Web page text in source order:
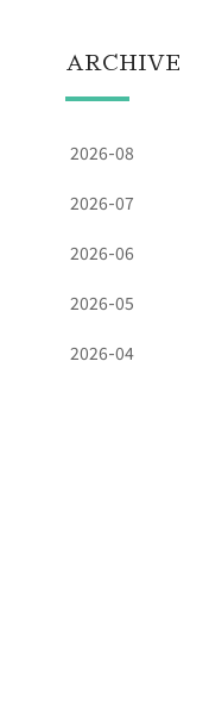
ARCHIVE
2026-08
2026-07
2026-06
2026-05
2026-04